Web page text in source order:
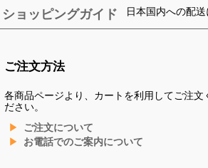
ショッピングガイド 日本国内への配
ご注文方法
各商品ページより、カートを利用してご注文
ださい。
ご注文について
お電話でのご案内について